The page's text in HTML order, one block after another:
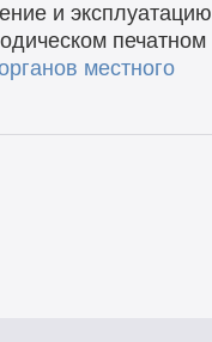
и эксплуатацию
печатном
местного